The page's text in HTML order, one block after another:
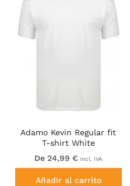
Adamo Kevin Regular fit
T-shirt White
De 24,99 € incl. IVA
Añadir al carrito